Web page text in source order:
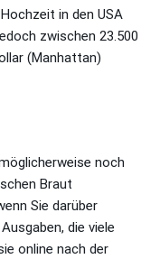
in den USA
zwischen 23.500
(Manhattan)
noch
Braut
Sie darüber
die viele
online nach der